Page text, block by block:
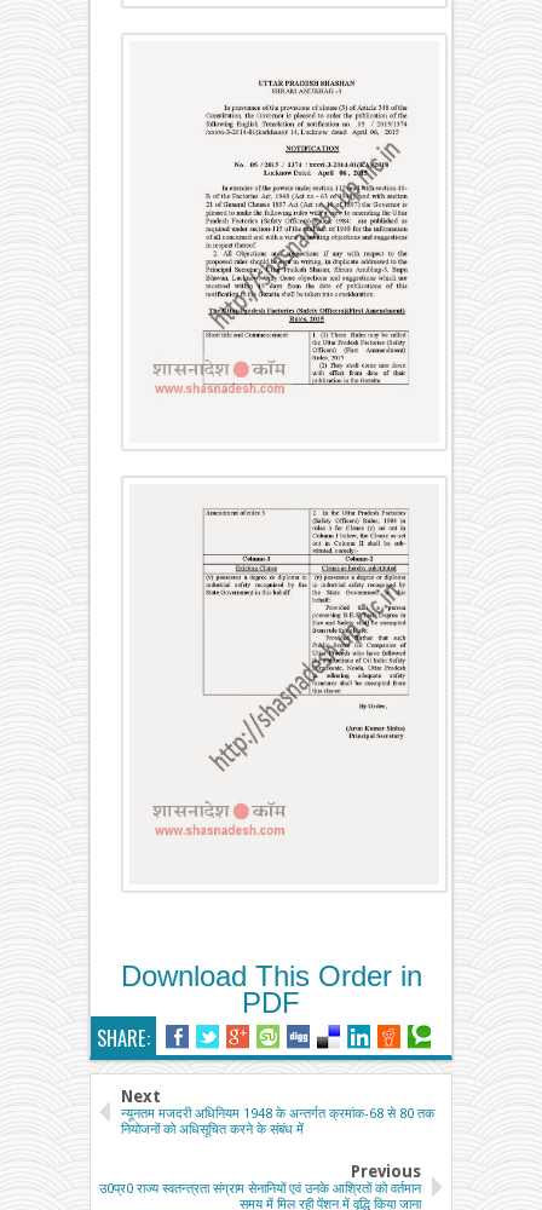
Download This Order in
PDF
SHARE:
Next
न्‍यूनतम मजदरी अधिनियम 1948 के अन्‍तर्गत क्रमांक-68 से 80 तक
नियोजनों को अधिसूचित करने के संबंध में
Previous
उ0प्र0 राज्य स्‍वतन्त्रता संग्राम सेनानियों एवं उनके आश्रितों को वर्तमान
समय में मिल रही पेंशन में वृद्धि किया जाना